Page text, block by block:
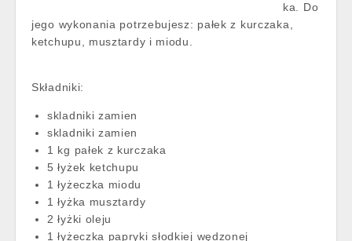
ka. Do
jego wykonania potrzebujesz: pałek z kurczaka,
ketchupu, musztardy i miodu.
Składniki:
skladniki zamien
skladniki zamien
1 kg pałek z kurczaka
5 łyżek ketchupu
1 łyżeczka miodu
1 łyżka musztardy
2 łyżki oleju
1 łyżeczka papryki słodkiej wędzonej